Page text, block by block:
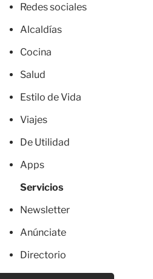
Redes sociales
Alcaldías
Cocina
Salud
Estilo de Vida
Viajes
De Utilidad
Apps
Servicios
Newsletter
Anúnciate
Directorio